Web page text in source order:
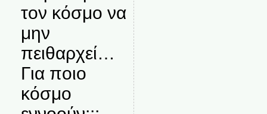
τον κόσμο να
μην
πειθαρχεί…
Για ποιο
κόσμο